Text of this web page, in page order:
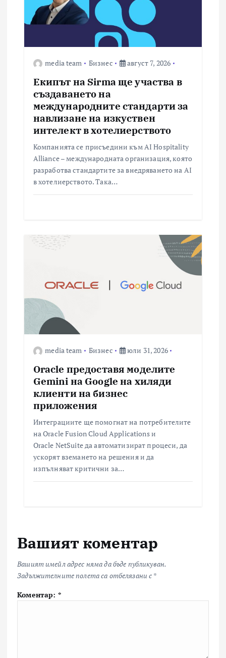
media team Бизнес август 7, 2026
Екипът на Sirma ще участва в
създаването на
международните стандарти за
навлизане на изкуствен
интелект в хотелиерството
Компанията се присъедини към AI Hospitality
Alliance – международната организация, която
разработва стандартите за внедряването на AI
в хотелиерството. Така…
media team Бизнес юли 31, 2026
Oracle предоставя моделите
Gemini на Google на хиляди
клиенти на бизнес
приложения
Интеграциите ще помогнат на потребителите
на Oracle Fusion Cloud Applications и
Oracle NetSuite да автоматизират процеси, да
ускорят вземането на решения и да
изпълняват критични за…
Вашият коментар
Вашият имейл адрес няма да бъде публикуван.
Задължителните полета са отбелязани с *
Коментар: *